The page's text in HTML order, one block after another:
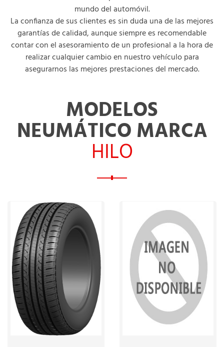
mundo del automóvil.
La confianza de sus clientes es sin duda una de las mejores
garantías de calidad, aunque siempre es recomendable
contar con el asesoramiento de un profesional a la hora de
realizar cualquier cambio en nuestro vehículo para
asegurarnos las mejores prestaciones del mercado.
MODELOS
NEUMÁTICO MARCA
HILO